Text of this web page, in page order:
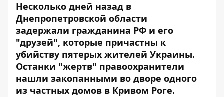
Несколько дней назад в
Днепропетровской области
задержали гражданина РФ и его
"друзей", которые причастны к
убийству пятерых жителей Украины.
Останки "жертв" правоохранители
нашли закопанными во дворе одного
из частных домов в Кривом Роге.